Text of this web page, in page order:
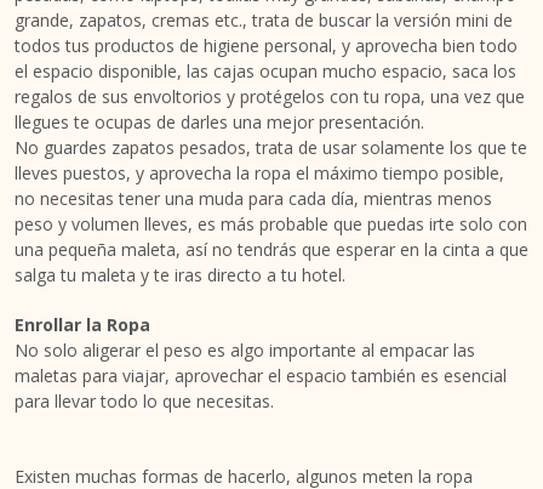
grande, zapatos, cremas etc., trata de buscar la versión mini de
todos tus productos de higiene personal, y aprovecha bien todo
el espacio disponible, las cajas ocupan mucho espacio, saca los
regalos de sus envoltorios y protégelos con tu ropa, una vez que
llegues te ocupas de darles una mejor presentación.
No guardes zapatos pesados, trata de usar solamente los que te
lleves puestos, y aprovecha la ropa el máximo tiempo posible,
no necesitas tener una muda para cada día, mientras menos
peso y volumen lleves, es más probable que puedas irte solo con
una pequeña maleta, así no tendrás que esperar en la cinta a que
salga tu maleta y te iras directo a tu hotel.
Enrollar la Ropa
No solo aligerar el peso es algo importante al empacar las
maletas para viajar, aprovechar el espacio también es esencial
para llevar todo lo que necesitas.
Existen muchas formas de hacerlo, algunos meten la ropa